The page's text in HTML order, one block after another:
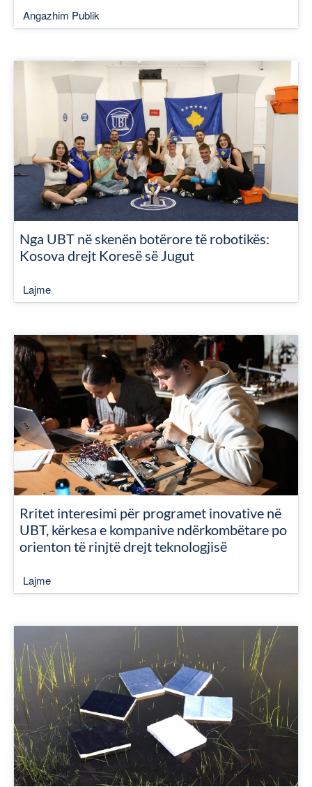
Angazhim Publik
Nga UBT në skenën botërore të robotikës:
Kosova drejt Koresë së Jugut
Lajme
Rritet interesimi për programet inovative në
UBT, kërkesa e kompanive ndërkombëtare po
orienton të rinjtë drejt teknologjisë
Lajme